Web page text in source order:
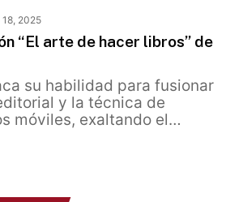
18, 2025
“El arte de hacer libros” de
su habilidad para fusionar
y la técnica de
móviles, exaltando el…